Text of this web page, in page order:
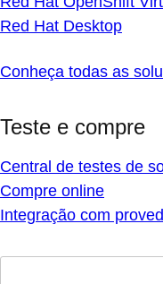
Red Hat Desktop
Conheça todas as
Teste e compre
Central de testes de
Compre online
Integração com